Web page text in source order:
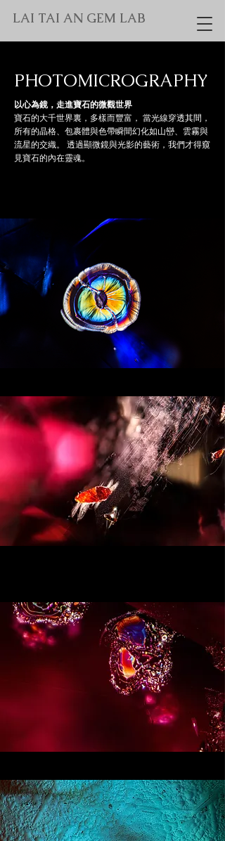
LAI TAI AN GEM LAB
PHOTOMICROGRAPHY
以心為鏡，走進寶石的微觀世界
寶石的大千世界裏，多樣而豐富， 當光線穿透其間，
所有的晶格、包裹體與色帶瞬間幻化如山巒、雲霧與
流星的交織。 透過顯微鏡與光影的藝術，我們才得窺
見寶石的內在靈魂。